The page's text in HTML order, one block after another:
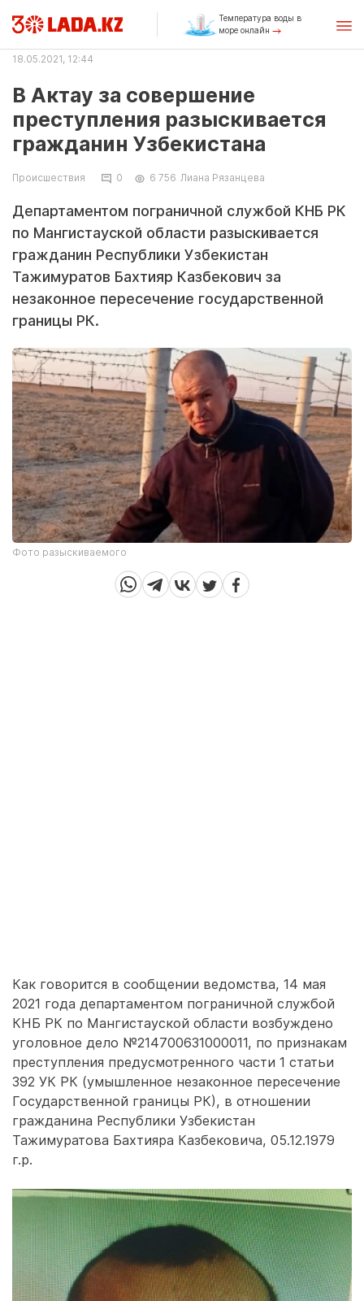
Температура воды в
море онлайн
18.05.2021, 12:44
В Актау за совершение
преступления разыскивается
гражданин Узбекистана
Происшествия 0 6 756 Лиана Рязанцева
Департаментом пограничной службой КНБ РК
по Мангистауской области разыскивается
гражданин Республики Узбекистан
Тажимуратов Бахтияр Казбекович за
незаконное пересечение государственной
границы РК.
Фото разыскиваемого
Как говорится в сообщении ведомства, 14 мая
2021 года департаментом пограничной службой
КНБ РК по Мангистауской области возбуждено
уголовное дело №214700631000011, по признакам
преступления предусмотренного части 1 статьи
392 УК РК (умышленное незаконное пересечение
Государственной границы РК), в отношении
гражданина Республики Узбекистан
Тажимуратова Бахтияра Казбековича, 05.12.1979
г.р.